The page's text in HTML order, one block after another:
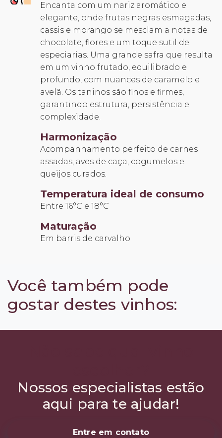
Encanta com um nariz aromático e
elegante, onde frutas negras esmagadas,
cassis e morango se mesclam a notas de
chocolate, flores e um toque sutil de
especiarias. Uma grande safra que resulta
em um vinho frutado, equilibrado e
profundo, com nuances de caramelo e
avelã. Os taninos são finos e firmes,
garantindo estrutura, persistência e
complexidade.
Harmonização
Acompanhamento perfeito de carnes
assadas, aves de caça, cogumelos e
queijos curados.
Temperatura ideal de consumo
Entre 16°C e 18°C
Maturação
Em barris de carvalho
Você também pode
gostar destes vinhos:
Nossos especialistas estão
aqui para te ajudar!
Entre em contato